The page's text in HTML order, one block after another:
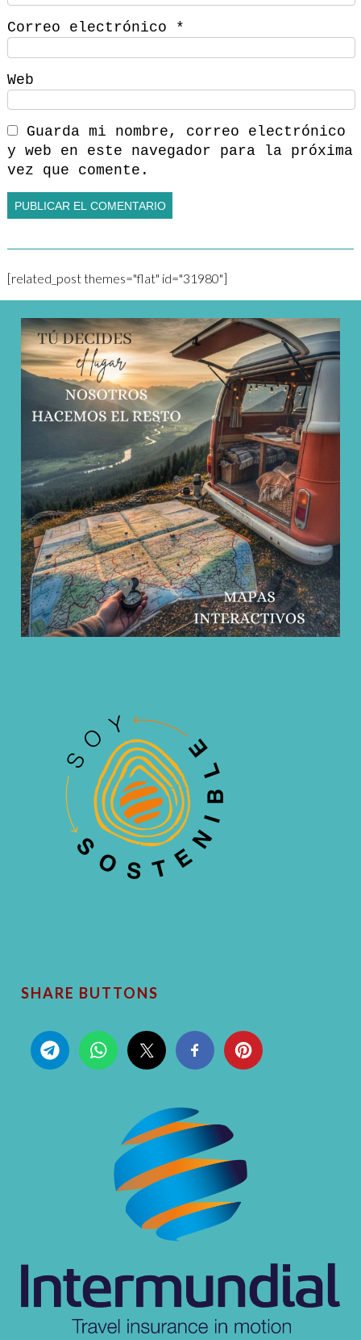
Correo electrónico *
Web
Guarda mi nombre, correo electrónico
y web en este navegador para la próxima
vez que comente.
[related_post themes="flat" id="31980"]
SHARE BUTTONS